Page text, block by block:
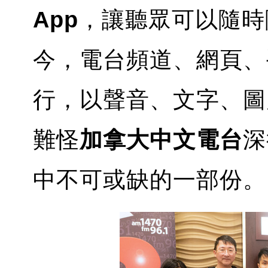
App ，讓聽眾可以隨
今，電台頻道、網頁
行，以聲音、文字、
難怪加拿大中文電台
中不可或缺的一部份。